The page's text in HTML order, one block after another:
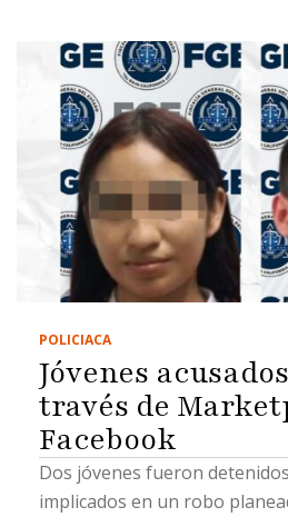
POLICIACA
Jóvenes
través de
Facebook
Dos jóvenes fueron
implicados en un robo